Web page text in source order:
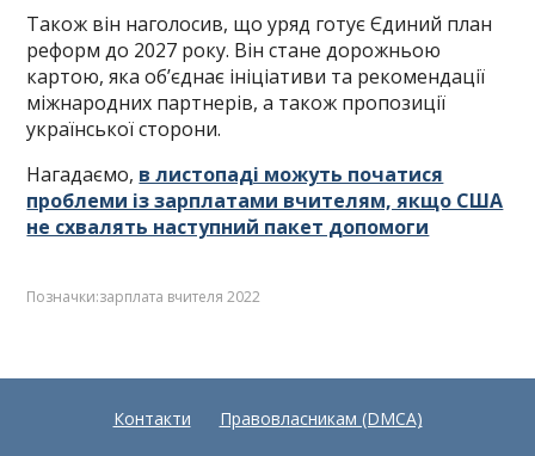
Також він наголосив, що уряд готує Єдиний план
реформ до 2027 року. Він стане дорожньою
картою, яка об’єднає ініціативи та рекомендації
міжнародних партнерів, а також пропозиції
української сторони.
Нагадаємо, в листопаді можуть початися
проблеми із зарплатами вчителям, якщо США
не схвалять наступний пакет допомоги
Позначки:зарплата вчителя 2022
Контакти Правовласникам (DMCA)